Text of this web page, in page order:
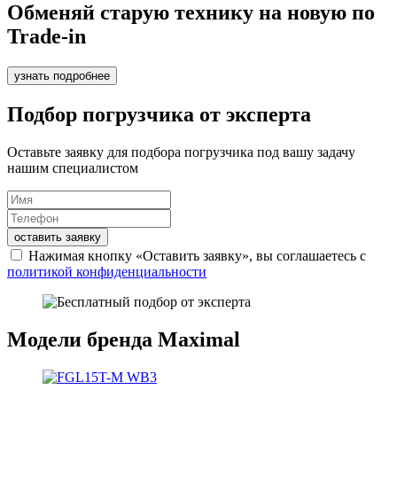
Обменяй старую технику на новую по
Trade-in
узнать подробнее
Подбор погрузчика от эксперта
Оставьте заявку для подбора погрузчика под вашу задачу
нашим специалистом
оставить заявку
Нажимая кнопку «Оставить заявку», вы соглашаетесь с
политикой конфиденциальности
Модели бренда Maximal